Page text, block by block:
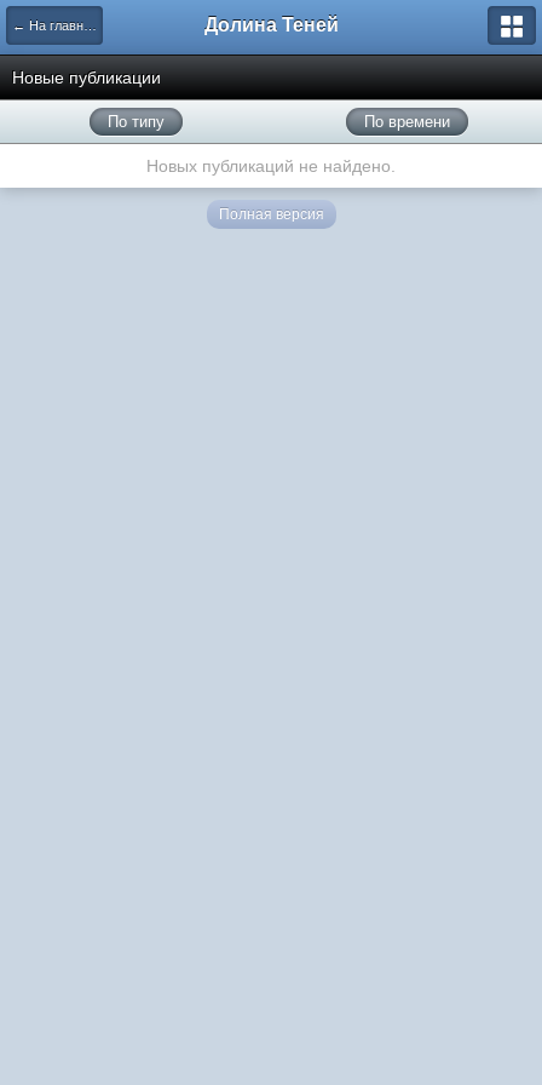
← На главную Долина Теней
Новые публикации
По типу По времени
Новых публикаций не найдено.
Полная версия